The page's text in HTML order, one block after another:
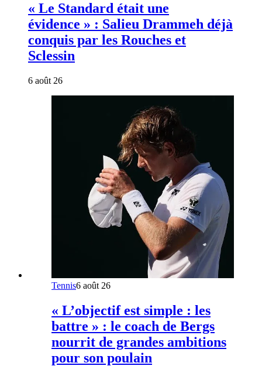
« Le Standard était une
évidence » : Salieu Drammeh déjà
conquis par les Rouches et
Sclessin
6 août 26
Tennis6 août 26
« L’objectif est simple : les
battre » : le coach de Bergs
nourrit de grandes ambitions
pour son poulain